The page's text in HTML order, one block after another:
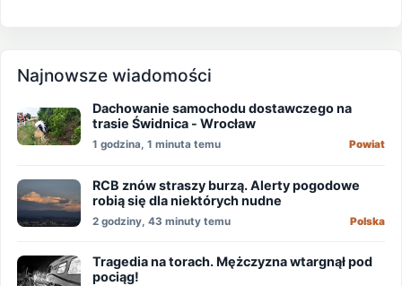
Najnowsze wiadomości
Dachowanie samochodu dostawczego na
trasie Świdnica - Wrocław
1 godzina, 1 minuta temu Powiat
RCB znów straszy burzą. Alerty pogodowe
robią się dla niektórych nudne
2 godziny, 43 minuty temu Polska
Tragedia na torach. Mężczyzna wtargnął pod
pociąg!